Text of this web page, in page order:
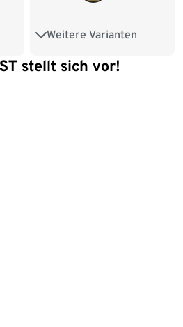
Weitere Varianten
250 g Ganze Bohne
stellt sich vor!